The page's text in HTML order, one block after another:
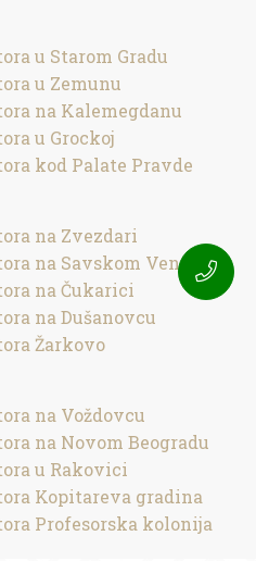
u Starom Gradu
u Zemunu
na Kalemegdanu
u Grockoj
kod Palate Pravde
na Zvezdari
na Savskom Vencu
na Čukarici
na Dušanovcu
Žarkovo
na Voždovcu
na Novom Beogradu
u Rakovici
Kopitareva gradina
Profesorska kolonija